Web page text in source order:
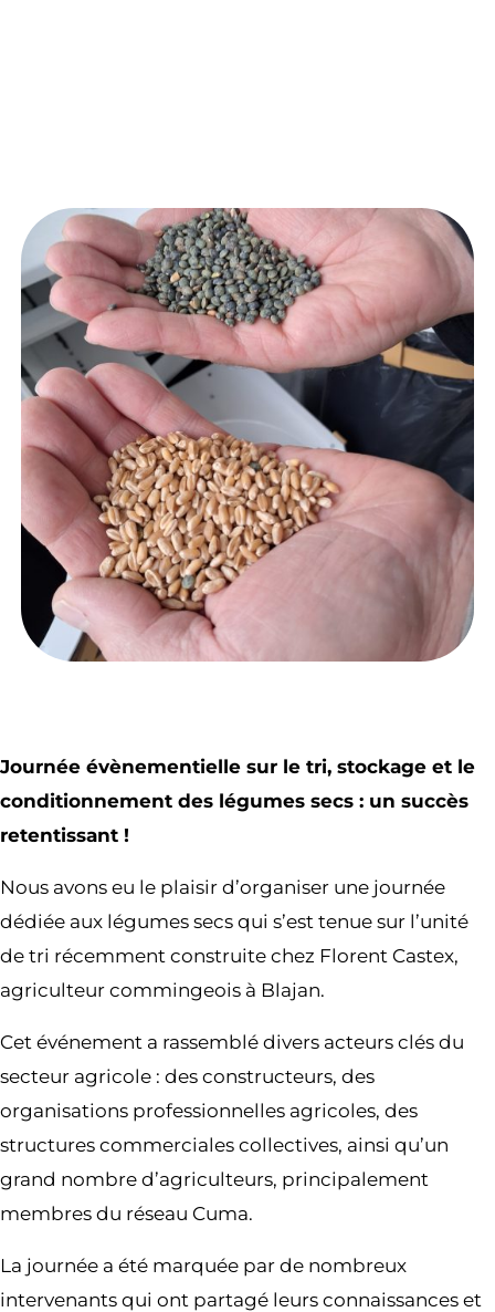
Journée évènementielle sur le tri, stockage et le
conditionnement des légumes secs : un succès
retentissant !
Nous avons eu le plaisir d’organiser une journée
dédiée aux légumes secs qui s’est tenue sur l’unité
de tri récemment construite chez Florent Castex,
agriculteur commingeois à Blajan.
Cet événement a rassemblé divers acteurs clés du
secteur agricole : des constructeurs, des
organisations professionnelles agricoles, des
structures commerciales collectives, ainsi qu’un
grand nombre d’agriculteurs, principalement
membres du réseau Cuma.
La journée a été marquée par de nombreux
intervenants qui ont partagé leurs connaissances et